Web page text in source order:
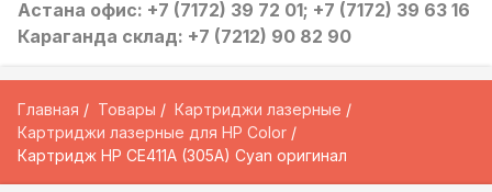
Астана офис: +7 (7172) 39 72 01; +7 (7172) 39 63 16
Караганда склад: +7 (7212) 90 82 90
Главная Товары
Картриджи лазерные
Картриджи лазерные для HP Color
Картридж HP CE411A (305A) Cyan оригинал